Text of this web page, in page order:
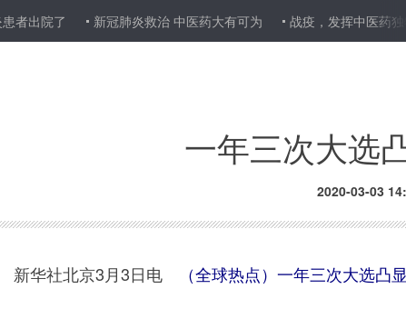
新冠肺炎救治 中医药大有可为 战疫，发挥中医药独特优势
一年三次大选
2020-03-03
华社北京3月3日电
（全球热点）一年三次大选凸